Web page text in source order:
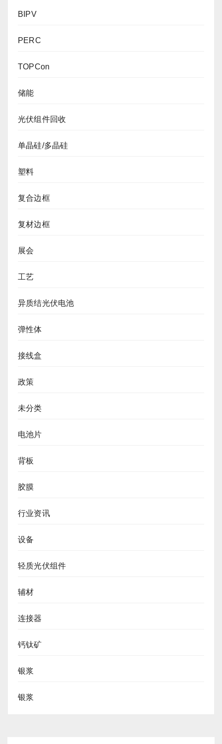
BIPV
PERC
TOPCon
储能
光伏组件回收
单晶硅/多晶硅
塑料
复合边框
复材边框
展会
工艺
异质结光伏电池
弹性体
接线盒
政策
未分类
电池片
背板
胶膜
行业资讯
设备
轻质光伏组件
辅材
连接器
钙钛矿
银浆
银浆